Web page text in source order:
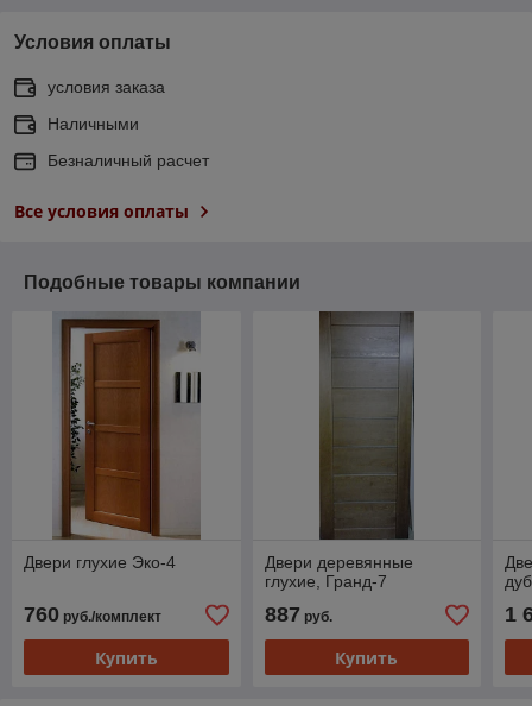
Условия оплаты
условия заказа
Наличными
Безналичный расчет
Все условия оплаты
Подобные товары компании
Двери глухие Эко-4
760 руб./комплект
Купить
Двери деревянные
глухие, Гранд-7
887 руб.
Купить
1